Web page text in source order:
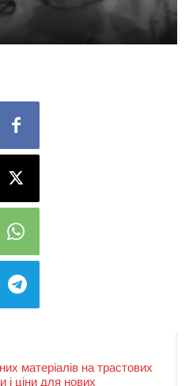
матеріалів на трастових
і ціни для нових